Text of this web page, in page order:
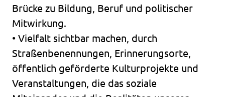
Brücke zu Bildung, Beruf und politischer
Mitwirkung.
• Vielfalt sichtbar machen, durch
Straßenbenennungen, Erinnerungsorte,
öffentlich geförderte Kulturprojekte und
Veranstaltungen, die das soziale